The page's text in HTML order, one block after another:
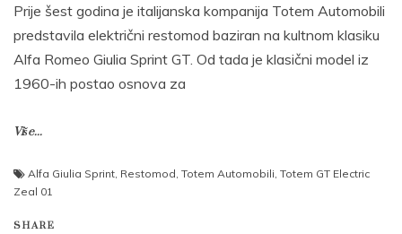
Prije šest godina je italijanska kompanija Totem Automobili
predstavila električni restomod baziran na kultnom klasiku
Alfa Romeo Giulia Sprint GT. Od tada je klasični model iz
1960-ih postao osnova za
Više...
Alfa Giulia Sprint Restomod Totem Automobili Totem GT Electric
Zeal 01
SHARE